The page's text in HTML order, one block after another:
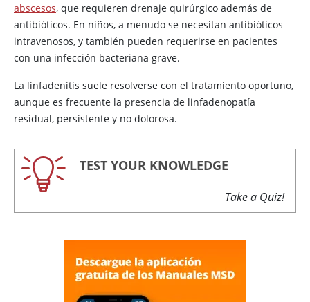
abscesos, que requieren drenaje quirúrgico además de
antibióticos. En niños, a menudo se necesitan antibióticos
intravenosos, y también pueden requerirse en pacientes
con una infección bacteriana grave.
La linfadenitis suele resolverse con el tratamiento oportuno,
aunque es frecuente la presencia de linfadenopatía
residual, persistente y no dolorosa.
TEST YOUR KNOWLEDGE
Take a Quiz!